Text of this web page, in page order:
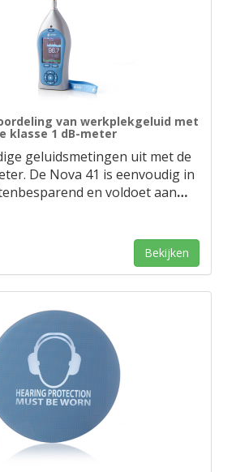
van werkplekgeluid met
klasse 1 dB-meter
geluidsmetingen uit met de
De Nova 41 is eenvoudig in
en voldoet aan…
Bekijken